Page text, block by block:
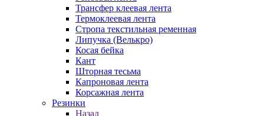
Трансфер клеевая лента
Термоклеевая лента
Стропа текстильная ременная
Липучка (Велькро)
Косая бейка
Кант
Шторная тесьма
Капроновая лента
Корсажная лента
Резинки
Назад